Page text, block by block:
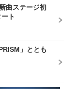
曲ステージ初
ト
」ととも